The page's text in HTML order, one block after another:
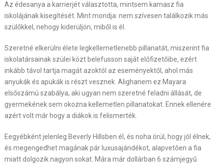
Az édesanya a karrierjét választotta, mintsem kamasz fia
iskolájának kisegítését. Mint mondja: nem szívesen találkozik más
szülőkkel, nehogy kiderüljön, miből is él.
Szeretné elkerülni élete legkellemetlenebb pillanatát, miszerint fia
iskolatársainak szülei közt belefusson saját előfizetőibe, ezért
inkább távol tartja magát azoktól az eseményektől, ahol más
anyukák és apukák is részt vesznek. Alighanem ez Mayara
elsőszámú szabálya, aki ugyan nem szeretné feladni állását, de
gyermekének sem okozna kellemetlen pillanatokat. Ennek ellenére
azért volt már hogy a diákok is felismerték.
Eegyébként jelenleg Beverly Hillsben él, és noha örül, hogy jól élnek,
és megengedhet magának pár luxusajándékot, alapvetően a fia
miatt dolgozik nagyon sokat. Mára már dollárban 6 számjegyű